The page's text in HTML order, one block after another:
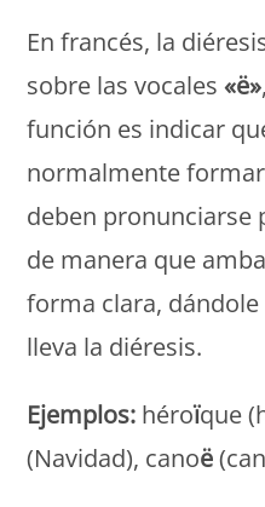
En francés, la
sobre las vocales«ë»
función es indicar
normalmente
deben pronunciarse
de manera que
forma clara,
lleva la diéresis.
Ejemplos: héroïque
(Navidad), canoë